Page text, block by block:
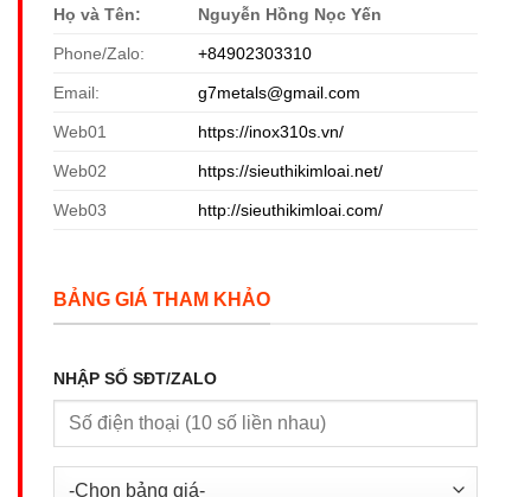
Họ và Tên: Nguyễn Hồng Nọc Yến
Phone/Zalo: +84902303310
Email: g7metals@gmail.com
Web01 https://inox310s.vn/
Web02 https://sieuthikimloai.net/
Web03 http://sieuthikimloai.com/
BẢNG GIÁ THAM KHẢO
NHẬP SỐ SĐT/ZALO